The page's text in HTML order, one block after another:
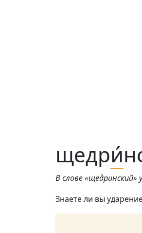
щедри́
В слове «щедринский»
Знаете ли вы